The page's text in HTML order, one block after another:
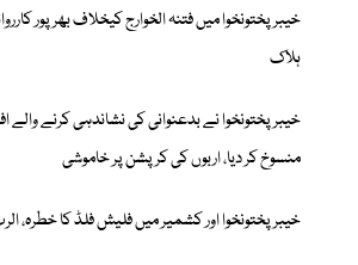
ہلاک
خیبرپختونخوا نے بدعنوانی کی نشاندہی کرنے والے
منسوخ کر دیا، اربوں کی کرپشن پر خاموشی
خیبرپختونخوا اور کشمیر میں فلیش فلڈ کا خطرہ،